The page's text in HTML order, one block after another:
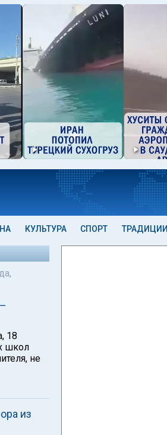
КУЛЬТУРА СПОРТ ТРАДИЦИИ
18
школ
не
из